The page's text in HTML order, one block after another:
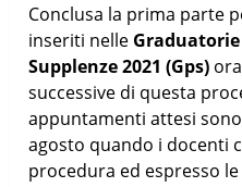
Conclusa la prima parte
inseriti nelle
Supplenze 2021 (Gps)
successive di questa
appuntamenti attesi
agosto quando i docenti
procedura ed espresso